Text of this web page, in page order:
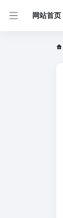
网站首页